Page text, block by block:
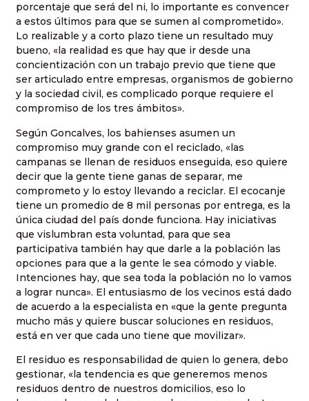
porcentaje que será del ni, lo importante es convencer
a estos últimos para que se sumen al comprometido».
Lo realizable y a corto plazo tiene un resultado muy
bueno, «la realidad es que hay que ir desde una
concientización con un trabajo previo que tiene que
ser articulado entre empresas, organismos de gobierno
y la sociedad civil, es complicado porque requiere el
compromiso de los tres ámbitos».
Según Goncalves, los bahienses asumen un
compromiso muy grande con el reciclado, «las
campanas se llenan de residuos enseguida, eso quiere
decir que la gente tiene ganas de separar, me
comprometo y lo estoy llevando a reciclar. El ecocanje
tiene un promedio de 8 mil personas por entrega, es la
única ciudad del país donde funciona. Hay iniciativas
que vislumbran esta voluntad, para que sea
participativa también hay que darle a la población las
opciones para que a la gente le sea cómodo y viable.
Intenciones hay, que sea toda la población no lo vamos
a lograr nunca». El entusiasmo de los vecinos está dado
de acuerdo a la especialista en «que la gente pregunta
mucho más y quiere buscar soluciones en residuos,
está en ver que cada uno tiene que movilizar».
El residuo es responsabilidad de quien lo genera, debo
gestionar, «la tendencia es que generemos menos
residuos dentro de nuestros domicilios, eso lo